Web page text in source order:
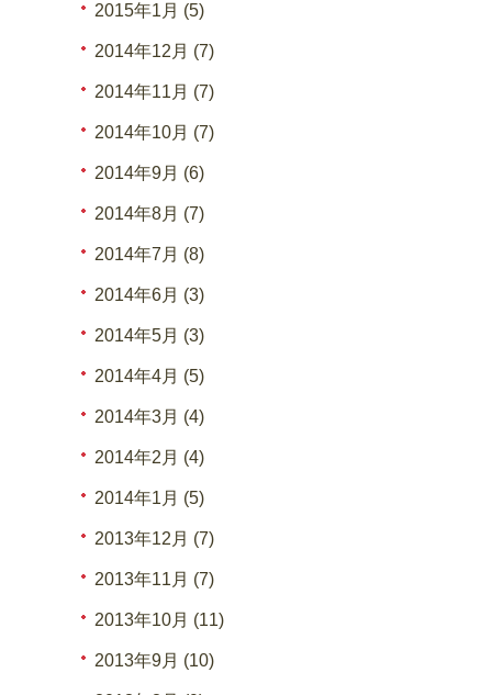
2015年1月 (5)
2014年12月 (7)
2014年11月 (7)
2014年10月 (7)
2014年9月 (6)
2014年8月 (7)
2014年7月 (8)
2014年6月 (3)
2014年5月 (3)
2014年4月 (5)
2014年3月 (4)
2014年2月 (4)
2014年1月 (5)
2013年12月 (7)
2013年11月 (7)
2013年10月 (11)
2013年9月 (10)